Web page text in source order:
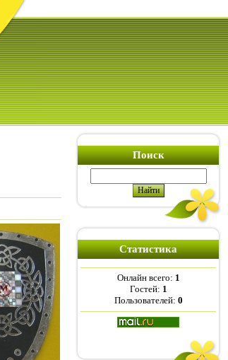
Поиск
Статистика
Онлайн всего: 1
Гостей: 1
Пользователей: 0